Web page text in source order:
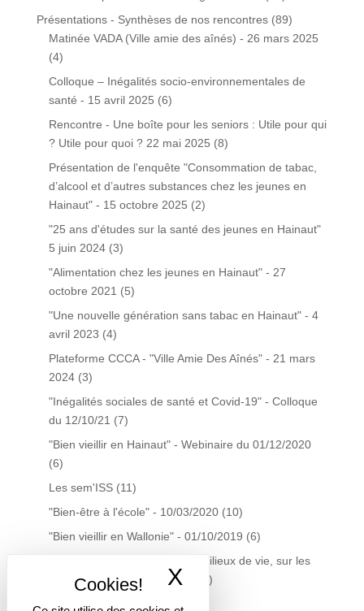
X Masquer le
Présentations - Synthèses de nos rencontres (89)
Matinée VADA (Ville amie des aînés) - 26 mars 2025
(4)
Colloque – Inégalités socio-environnementales de
santé - 15 avril 2025 (6)
Rencontre - Une boîte pour les seniors : Utile pour qui
? Utile pour quoi ? 22 mai 2025 (8)
Présentation de l'enquête "Consommation de tabac,
d’alcool et d’autres substances chez les jeunes en
Hainaut" - 15 octobre 2025 (2)
"25 ans d'études sur la santé des jeunes en Hainaut"
5 juin 2024 (3)
"Alimentation chez les jeunes en Hainaut" - 27
octobre 2021 (5)
"Une nouvelle génération sans tabac en Hainaut" - 4
avril 2023 (4)
Plateforme CCCA - "Ville Amie Des Aînés" - 21 mars
2024 (3)
"Inégalités sociales de santé et Covid-19" - Colloque
du 12/10/21 (7)
"Bien vieillir en Hainaut" - Webinaire du 01/12/2020
(6)
Les sem'ISS (11)
"Bien-être à l'école" - 10/03/2020 (10)
"Bien vieillir en Wallonie" - 01/10/2019 (6)
La gestion du tabac dans les milieux de vie, sur les
territoires… quelles actions?
(7)
Plateforme Santé Précarité